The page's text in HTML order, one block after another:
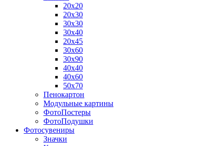
20х20
20х30
30х30
30х40
20х45
30х60
30х90
40х40
40х60
50х70
Пенокартон
Модульные картины
ФотоПостеры
ФотоПодушки
Фотоcувениры
Значки